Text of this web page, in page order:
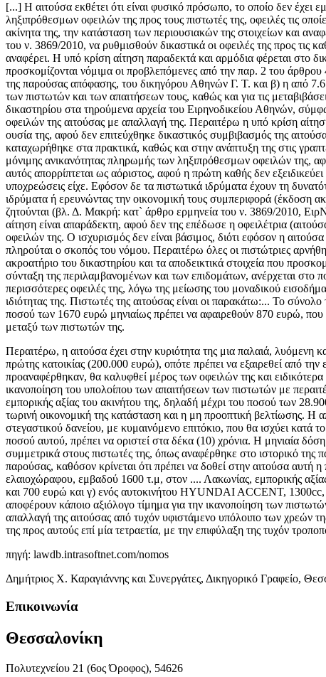
[...] Η αιτούσα εκθέτει ότι είναι φυσικό πρόσωπο, το οποίο δεν έχει
ληξιπρόθεσμων οφειλών της προς τους πιστωτές της, οφειλές τις
ακίνητα της, την κατάσταση των περιουσιακών της στοιχείων και
του ν. 3869/2010, να ρυθμισθούν δικαστικά οι οφειλές της προς τις
αναφέρει. Η υπό κρίση αίτηση παραδεκτά και αρμόδια φέρεται στο
προσκομίζονται νόμιμα οι προβλεπόμενες από την παρ. 2 του
της παρούσας απόφασης, του δικηγόρου Αθηνών Γ. Τ. και β) η από
των πιστωτών και των απαιτήσεων τους, καθώς και για τις
δικαστηρίου στα τηρούμενα αρχεία του Ειρηνοδικείου Αθηνών,
οφειλών της αιτούσας με απαλλαγή της. Περαιτέρω η υπό κρίση
ουσία της, αφού δεν επιτεύχθηκε δικαστικός συμβιβασμός της
καταχωρήθηκε στα πρακτικά, καθώς και στην ανάπτυξη της στις
μόνιμης ανικανότητας πληρωμής των ληξιπρόθεσμων οφειλών της,
αυτός απορρίπτεται ως αόριστος, αφού η πρώτη καθής δεν
υποχρεώσεις είχε. Εφόσον δε τα πιστωτικά ιδρύματα έχουν τη
ιδρύματα ή ερευνώντας την οικονομική τους συμπεριφορά (έκδοση
ζητούνται (βλ. Δ. Μακρή: κατ` άρθρο ερμηνεία του ν. 3869/2010,
αίτηση είναι απαράδεκτη, αφού δεν της επέδωσε η οφειλέτρια
οφειλών της. Ο ισχυρισμός δεν είναι βάσιμος, διότι εφόσον η
πληρούται ο σκοπός του νόμου. Περαιτέρω όλες οι πιστώτριες
ακροατήριο του δικαστηρίου και τα αποδεικτικά στοιχεία που
σύνταξη της περιλαμβανομένων και των επιδομάτων, ανέρχεται στο
περισσότερες οφειλές της, λόγω της μείωσης του μοναδικού
ιδιότητας της. Πιστωτές της αιτούσας είναι οι παρακάτω:... Το
ποσού των 1670 ευρώ μηνιαίως πρέπει να αφαιρεθούν 870 ευρώ,
μεταξύ των πιστωτών της.
Περαιτέρω, η αιτούσα έχει στην κυριότητα της μια παλαιά, λυόμενη
πρώτης κατοικίας (200.000 ευρώ), οπότε πρέπει να εξαιρεθεί από
προαναφέρθηκαν, θα καλυφθεί μέρος των οφειλών της και
ικανοποίηση του υπολοίπου των απαιτήσεων των πιστωτών με
εμπορικής αξίας του ακινήτου της, δηλαδή μέχρι του ποσού των
τωρινή οικονομική της κατάσταση και η μη προοπτική βελτίωσης.
στεγαστικού δανείου, με κυμαινόμενο επιτόκιο, που θα ισχύει
ποσού αυτού, πρέπει να οριστεί στα δέκα (10) χρόνια. Η μηνιαία
συμμετρικά στους πιστωτές της, όπως αναφέρθηκε στο ιστορικό
παρούσας, καθόσον κρίνεται ότι πρέπει να δοθεί στην αιτούσα αυτή
ελαιοχώραφου, εμβαδού 1600 τ.μ, στον .... Λακωνίας, εμπορικής
και 700 ευρώ και γ) ενός αυτοκινήτου HYUNDAI ACCENT, 1300cc,
αποφέρουν κάποιο αξιόλογο τίμημα για την ικανοποίηση των
απαλλαγή της αιτούσας από τυχόν υφιστάμενο υπόλοιπο των χρεών
της προς αυτούς επί μία τετραετία, με την επιφύλαξη της τυχόν
πηγή: lawdb.intrasoftnet.com/nomos
Δημήτριος Χ. Καραγιάννης και Συνεργάτες, Δικηγορικό Γραφείο,
Επικοινωνία
Θεσσαλονίκη
Πολυτεχνείου 21 (6ος Όροφος), 54626